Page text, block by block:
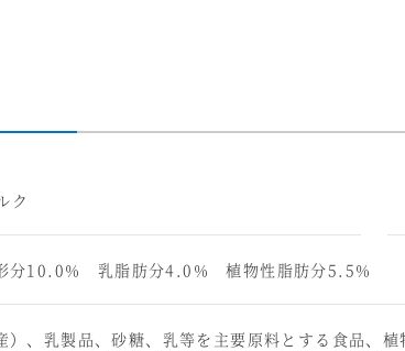
ク
分10.0% 乳脂肪分4.0% 植物性脂肪分5.5%
）、乳製品、砂糖、乳等を主要原料とする食品、